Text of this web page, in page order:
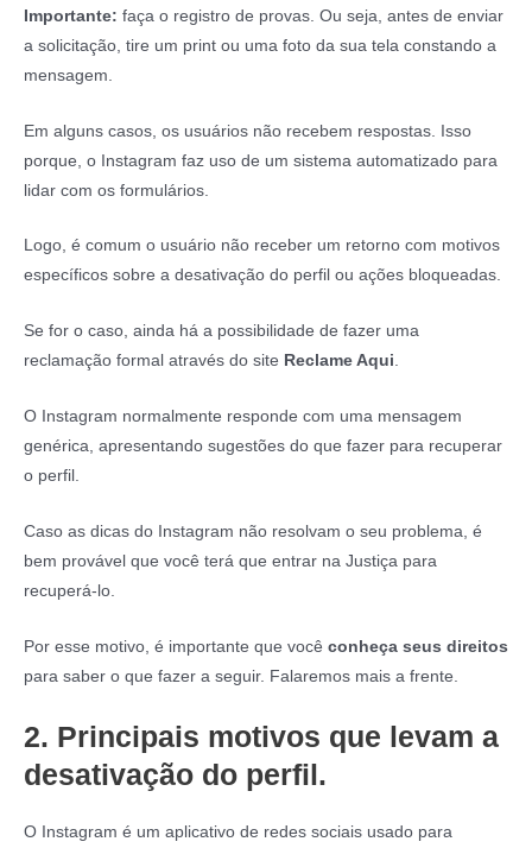
Importante: faça o registro de provas. Ou seja, antes de enviar
a solicitação, tire um print ou uma foto da sua tela constando a
mensagem.
Em alguns casos, os usuários não recebem respostas. Isso
porque, o Instagram faz uso de um sistema automatizado para
lidar com os formulários.
Logo, é comum o usuário não receber um retorno com motivos
específicos sobre a desativação do perfil ou ações bloqueadas.
Se for o caso, ainda há a possibilidade de fazer uma
reclamação formal através do site Reclame Aqui.
O Instagram normalmente responde com uma mensagem
genérica, apresentando sugestões do que fazer para recuperar
o perfil.
Caso as dicas do Instagram não resolvam o seu problema, é
bem provável que você terá que entrar na Justiça para
recuperá-lo.
Por esse motivo, é importante que você conheça seus direitos
para saber o que fazer a seguir. Falaremos mais a frente.
2. Principais motivos que levam a
desativação do perfil.
O Instagram é um aplicativo de redes sociais usado para